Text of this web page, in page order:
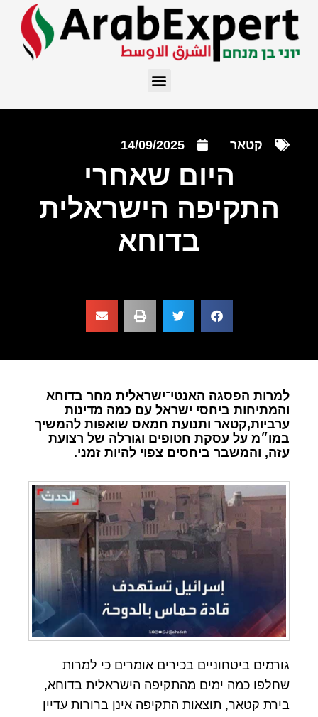
קטאר 14/09/2025
היום שאחרי
התקיפה הישראלית
בדוחא
למרות הפסגה האנטי־ישראלית מחר בדוחא
והמתיחות ביחסי ישראל עם כמה מדינות
ערביות,קטאר ותנועת חמאס שואפות להמשיך
במו״מ על עסקת חטופים וגורלה של רצועת
עזה, והמשבר ביחסים צפוי להיות זמני.
גורמים ביטחוניים בכירים אומרים כי למרות
שחלפו כמה ימים מהתקיפה הישראלית בדוחא,
בירת קטאר, תוצאות התקיפה אינן ברורות עדיין